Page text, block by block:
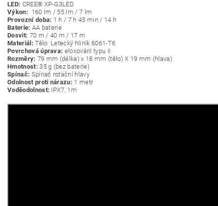
LED: CREE® XP-G3LED
Výkon: 160 lm / 55 lm / 7 lm
Provozní doba: 1 h / 7 h 45 min / 14 h
Baterie: AA baterie
Dosvit: 70 m / 40 m / 17 m
Materiál: Tělo: Letecký hliník 6061-T6
Povrchová úprava: eloxování typu II
Rozměry: 79 mm (délka) x 18 mm (tělo) X 19 mm (hlava)
Hmotnost: 35 g (bez baterie)
Spínač: Spínač rotační hlavy
Odolnost proti nárazu: 1 metr
Voděodolnost: IPX7, 1m